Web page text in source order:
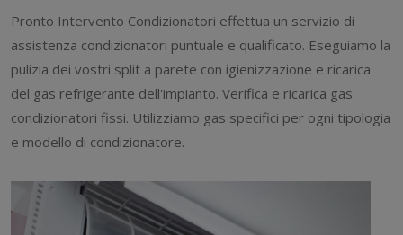
Pronto Intervento Condizionatori effettua un servizio di
assistenza condizionatori puntuale e qualificato. Eseguiamo la
pulizia dei vostri split a parete con igienizzazione e ricarica
del gas refrigerante dell'impianto. Verifica e ricarica gas
condizionatori fissi. Utilizziamo gas specifici per ogni tipologia
e modello di condizionatore.